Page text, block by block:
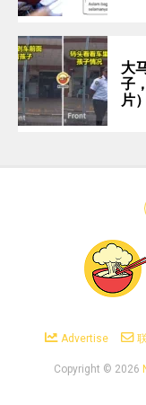
大
子
片）
Advertise
Copyright © 2026